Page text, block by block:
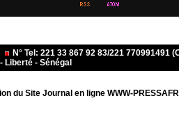
N° Tel: 221 33 867 92 83/221 770991491
- Sénégal
du Site Journal en ligne WWW-